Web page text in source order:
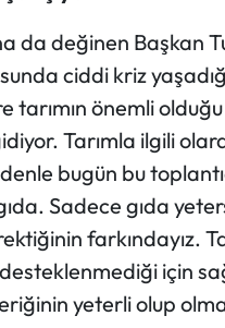
da değinen Başkan
ciddi kriz
tarımın önemli
Tarımla ilgili
bugün bu
Sadece gıda
farkındayız.
için
yeterli olup